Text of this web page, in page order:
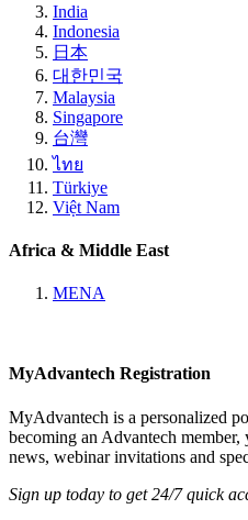
India
Indonesia
日本
대한민국
Malaysia
Singapore
台灣
ไทย
Türkiye
Việt Nam
Africa & Middle East
MENA
MyAdvantech Registration
MyAdvantech is a personalized
becoming an Advantech member,
news, webinar invitations and
Sign up today to get 24/7 quick